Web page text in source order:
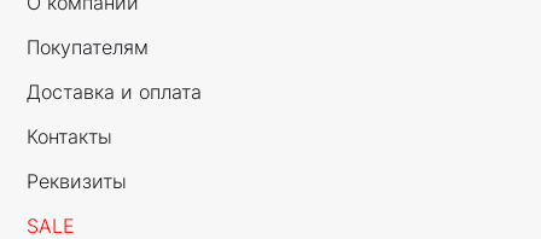
Покупателям
Доставка и оплата
Контакты
Реквизиты
SALE